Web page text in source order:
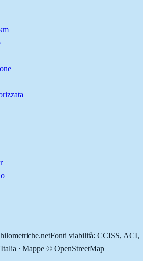
Fonti viabilità: CCISS, ACI,
· Mappe © OpenStreetMap